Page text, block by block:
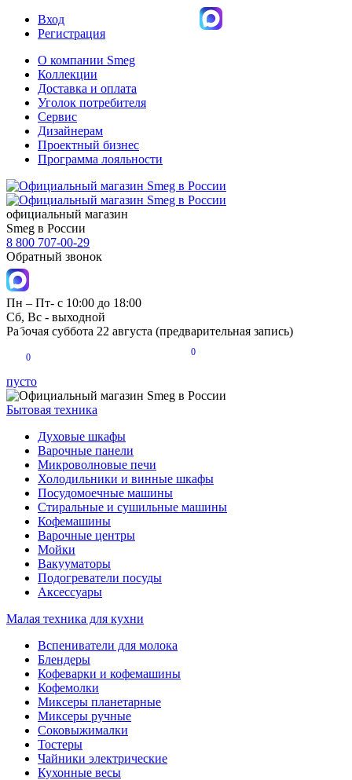
Вход
Регистрация
О компании Smeg
Коллекции
Доставка и оплата
Уголок потребителя
Сервис
Дизайнерам
Проектный бизнес
Программа лояльности
официальный магазин
Smeg в России
8 800 707-00-29
Обратный звонок
Пн – Пт- с 10:00 до 18:00
Сб, Вс - выходной
Рабочая суббота 22 августа (предварительная запись)
0
0
пусто
Бытовая техника
Духовые шкафы
Варочные панели
Микроволновые печи
Холодильники и винные шкафы
Посудомоечные машины
Стиральные и сушильные машины
Кофемашины
Варочные центры
Мойки
Вакууматоры
Подогреватели посуды
Аксессуары
Малая техника для кухни
Вспениватели для молока
Блендеры
Кофеварки и кофемашины
Кофемолки
Миксеры планетарные
Миксеры ручные
Соковыжималки
Тостеры
Чайники электрические
Кухонные весы